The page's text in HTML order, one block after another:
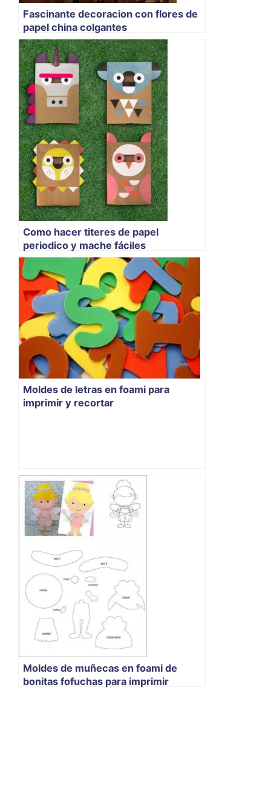
Fascinante decoracion con flores de
papel china colgantes
Como hacer titeres de papel
periodico y mache fáciles
Moldes de letras en foami para
imprimir y recortar
Moldes de muñecas en foami de
bonitas fofuchas para imprimir